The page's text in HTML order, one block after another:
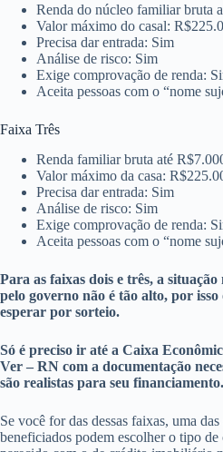
Renda do núcleo familiar bruta
Valor máximo do casal:
Precisa dar entrada: Sim
Análise de risco: Sim
Exige comprovação de renda:
Aceita pessoas com o “nome
Faixa Três
Renda familiar bruta até
Valor máximo da casa:
Precisa dar entrada: Sim
Análise de risco: Sim
Exige comprovação de renda:
Aceita pessoas com o “nome
Para as faixas dois e três, a
pelo governo não é tão alto, por
esperar por sorteio.
Só é preciso ir até a Caixa
Ver – RN com a documentação
são realistas para seu financiamento.
Se você for das dessas faixas, uma
beneficiados podem escolher o tipo de